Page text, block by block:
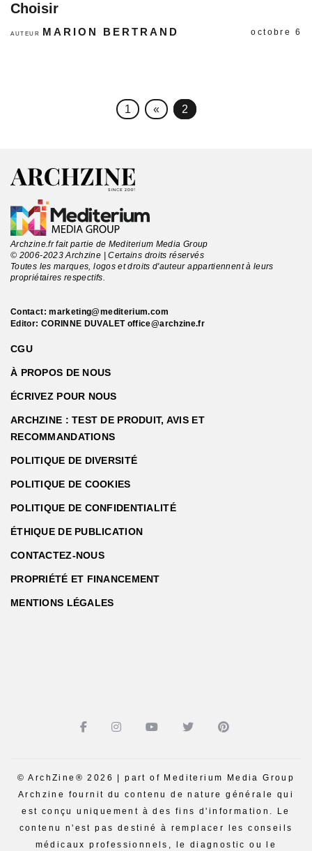
Choisir
AUTEUR MARION BERTRAND octobre 6
1 « 2
Archzine.fr fait partie de Mediterium Media Group
© 2006-2023 Archzine | Certains droits réservés
Toutes les marques, logos et droits d'auteur appartiennent à leurs
propriétaires respectifs.
Contact:marketing@mediterium.com
Editor: CORINNE DUVALET office@archzine.fr
CGU
À PROPOS DE NOUS
ÉCRIVEZ POUR NOUS
ARCHZINE : TEST DE PRODUIT, AVIS ET
RECOMMANDATIONS
POLITIQUE DE DIVERSITÉ
POLITIQUE DE COOKIES
POLITIQUE DE CONFIDENTIALITÉ
ÉTHIQUE DE PUBLICATION
CONTACTEZ-NOUS
PROPRIÉTÉ ET FINANCEMENT
MENTIONS LÉGALES
© ArchZine® 2026 | part of Mediterium Media Group
Archzine fournit du contenu de nature générale qui
est conçu uniquement à des fins d'information. Le
contenu n'est pas destiné à remplacer les conseils
médicaux professionnels, le diagnostic ou le